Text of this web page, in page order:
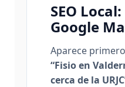
SEO
Google
Aparece
“Fisio en
cerca de la